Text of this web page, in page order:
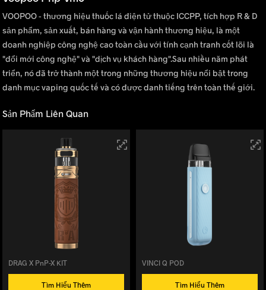
VOOPOO - thương hiệu thuốc lá điện tử thuộc ICCPP, tích hợp R & D
sản phẩm, sản xuất, bán hàng và vận hành thương hiệu, là một
doanh nghiệp công nghệ cao toàn cầu với tính cạnh tranh cốt lõi là
"đổi mới công nghệ" và "dịch vụ khách hàng".Sau nhiều năm phát
triển, nó đã trở thành một trong những thương hiệu nổi bật trong
danh mục vaping quốc tế và có được danh tiếng trên toàn thế giới.
Sản Phẩm Liên Quan
DRAG X PnP-X KIT
Tìm Hiểu Thêm
VINCI Q POD
Tìm Hiểu Thêm